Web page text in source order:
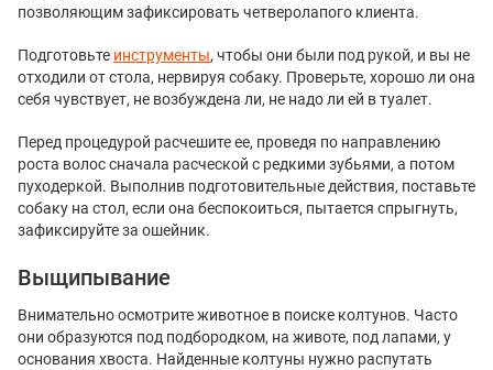
позволяющим зафиксировать четверолапого клиента.
Подготовьте инструменты, чтобы они были под рукой, и вы не
отходили от стола, нервируя собаку. Проверьте, хорошо ли она
себя чувствует, не возбуждена ли, не надо ли ей в туалет.
Перед процедурой расчешите ее, проведя по направлению
роста волос сначала расческой с редкими зубьями, а потом
пуходеркой. Выполнив подготовительные действия, поставьте
собаку на стол, если она беспокоиться, пытается спрыгнуть,
зафиксируйте за ошейник.
Выщипывание
Внимательно осмотрите животное в поиске колтунов. Часто
они образуются под подбородком, на животе, под лапами, у
основания хвоста. Найденные колтуны нужно распутать